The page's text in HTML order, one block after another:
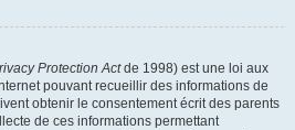
Protection Actde 1998) est une loi aux
pouvant recueillir des informations de
obtenir le consentement écrit des parents
de ces informations permettant